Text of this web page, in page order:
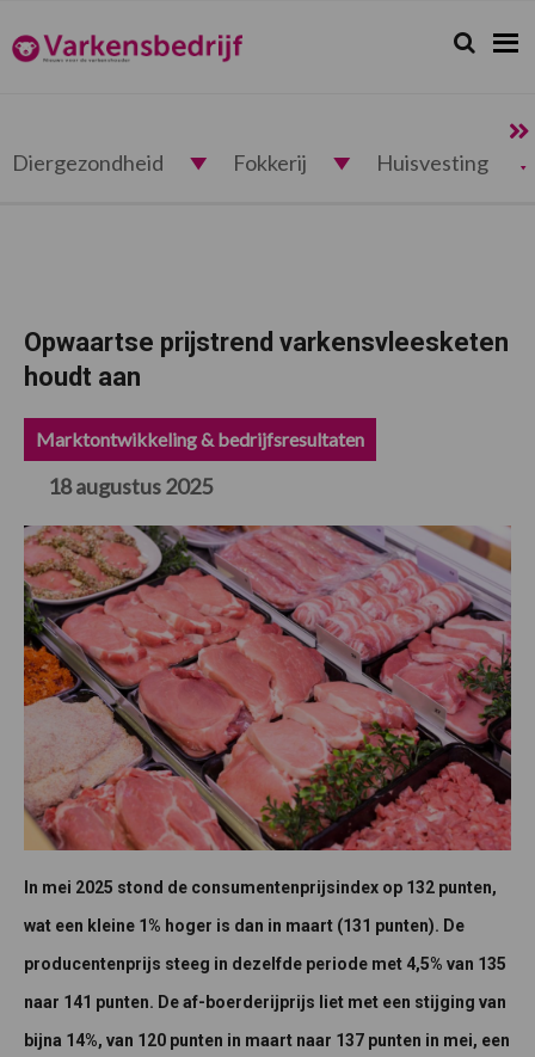
de
hoofdnavigatie
de
hoofd
de
eerste
de
voettekst
Varkensbedrijf.nl Zoeken...
Zoek
Diergezondheid Fokkerij Huisvesting
Opwaartse prijstrend varkensvleesketen
houdt aan
Marktontwikkeling & bedrijfsresultaten
18 augustus 2025
In mei 2025 stond de consumentenprijsindex op 132 punten,
wat een kleine 1% hoger is dan in maart (131 punten). De
producentenprijs steeg in dezelfde periode met 4,5% van 135
naar 141 punten. De af-boerderijprijs liet met een stijging van
bijna 14%, van 120 punten in maart naar 137 punten in mei, een